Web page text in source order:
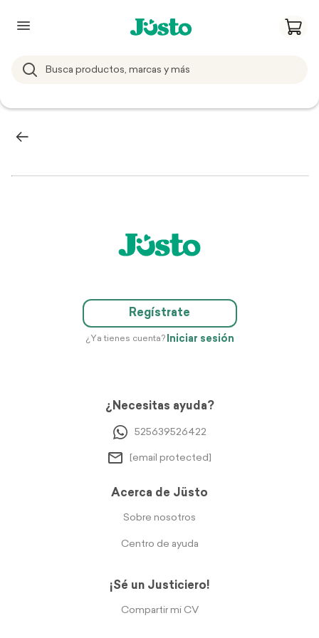
Regístrate
¿Ya tienes cuenta? Iniciar sesión
¿Necesitas ayuda?
525639526422
[email protected]
Acerca de Jüsto
Sobre nosotros
Centro de ayuda
¡Sé un Justiciero!
Compartir mi CV